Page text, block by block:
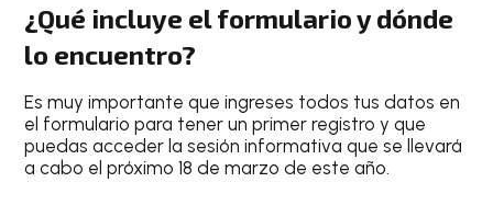
¿Qué incluye el formulario y dónde
lo encuentro?
Es muy importante que ingreses todos tus datos en
el formulario para tener un primer registro y que
puedas acceder la sesión informativa que se llevará
a cabo el próximo 18 de marzo de este año.